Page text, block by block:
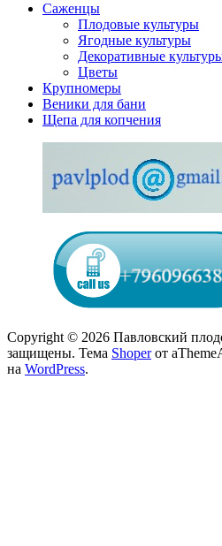
Саженцы
Плодовые культуры
Ягодные культуры
Декоративные
Цветы
Крупномеры
Веники для бани
Щепа для копчения
Copyright © 2026 Павловский
защищены. Тема Shoperот
на WordPress.